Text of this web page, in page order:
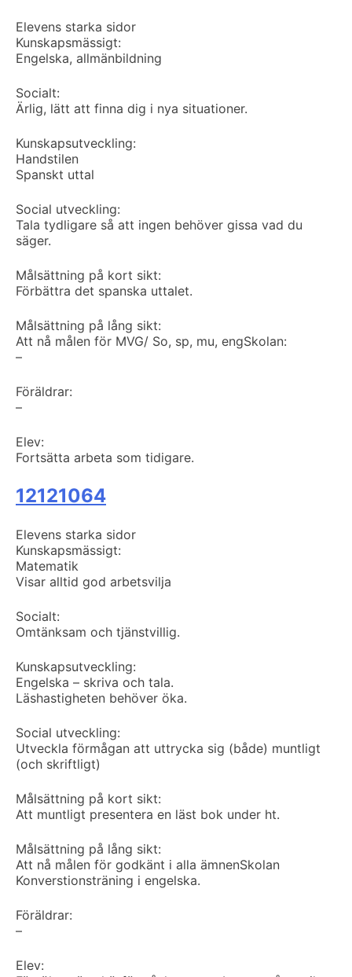
Elevens starka sidor
Kunskapsmässigt:
Engelska, allmänbildning
Socialt:
Ärlig, lätt att finna dig i nya situationer.
Kunskapsutveckling:
Handstilen
Spanskt uttal
Social utveckling:
Tala tydligare så att ingen behöver gissa vad du
säger.
Målsättning på kort sikt:
Förbättra det spanska uttalet.
Målsättning på lång sikt:
Att nå målen för MVG/ So, sp, mu, engSkolan:
–
Föräldrar:
–
Elev:
Fortsätta arbeta som tidigare.
12121064
Elevens starka sidor
Kunskapsmässigt:
Matematik
Visar alltid god arbetsvilja
Socialt:
Omtänksam och tjänstvillig.
Kunskapsutveckling:
Engelska – skriva och tala.
Läshastigheten behöver öka.
Social utveckling:
Utveckla förmågan att uttrycka sig (både) muntligt
(och skriftligt)
Målsättning på kort sikt:
Att muntligt presentera en läst bok under ht.
Målsättning på lång sikt:
Att nå målen för godkänt i alla ämnenSkolan
Konverstionsträning i engelska.
Föräldrar:
–
Elev: